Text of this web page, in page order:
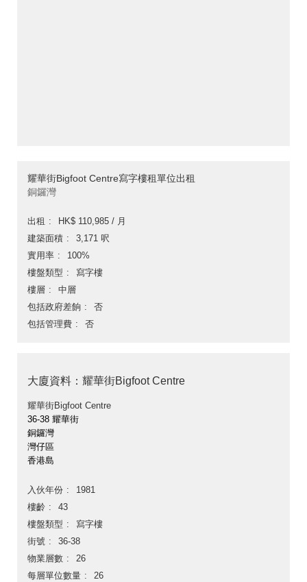
耀華街Bigfoot Centre寫字樓租單位出租
銅鑼灣
出租
HK$ 110,985 / 月
建築面積
3,171 呎
實用率
100%
樓盤類型
寫字樓
樓層
中層
包括政府差餉
否
包括管理費
否
大廈資料：耀華街Bigfoot Centre
耀華街Bigfoot Centre
36-38 耀華街
銅鑼灣
灣仔區
香港島
入伙年份
1981
樓齡
43
樓盤類型
寫字樓
街號
36-38
物業層數
26
每層單位數量
26